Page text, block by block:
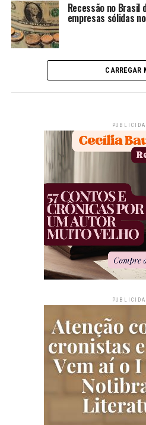
Recessão no Brasil
empresas sólidas
CARREGAR